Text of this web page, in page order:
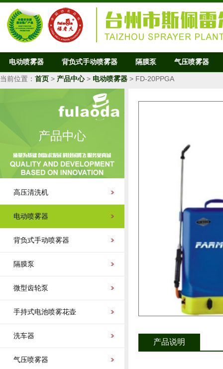
电动喷雾器 背负式手动喷雾器 隔膜泵 气压喷雾器
当前位置： 首页 > 产品中心> 电动喷雾器 > FD-20PPGA
产品中心
高压清洗机
电动喷雾器
背负式手动喷雾器
隔膜泵
微型齿轮泵
手持式电池喷雾花壶
洗车器
气压喷雾器
产品说明